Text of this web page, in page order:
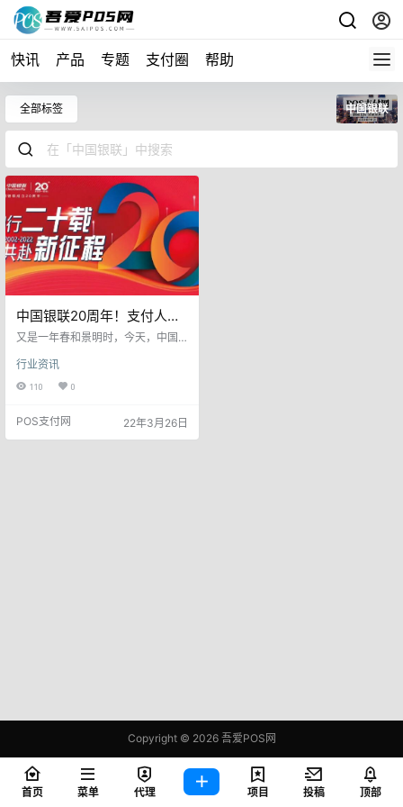
快讯 产品 专题 支付圈 帮助
全部标签 中国银联
中国银联20周年！支付人刷
屏了
又是一年春和景明时，今天，中国
月，承载“联网通用”使命的中国银联
应运而生。20载春秋，在市场化语
初心使命，携手商业银行等产业各
方，以支付为支点，以用户为中
行业资讯
110 0
POS支付网 22年3月26日
Copyright © 2026吾爱POS网
鄂ICP备2021006283号-1
查询 81 次，耗时 1.0081 秒
首页 菜单 代理 项目 投稿 顶部